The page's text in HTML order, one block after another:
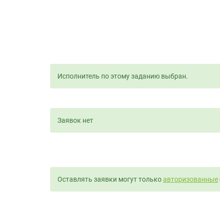
Исполнитель по этому заданию выбран.
Заявок нет
Оставлять заявки могут толькоавторизованные